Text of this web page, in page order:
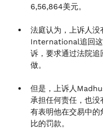
6,56,864美元。
法庭认为，上诉人
International追回这
诉，要求通过法院
做。
但是，上诉人
承担任何责任，也
有表明他在交易中
比的罚款。